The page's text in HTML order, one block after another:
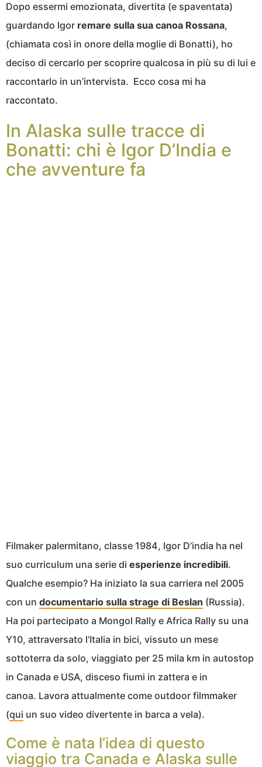
Dopo essermi emozionata, divertita (e spaventata)
guardando Igor remare sulla sua canoa Rossana,
(chiamata così in onore della moglie di Bonatti), ho
deciso di cercarlo per scoprire qualcosa in più su di lui e
raccontarlo in un’intervista. Ecco cosa mi ha
raccontato.
In Alaska sulle tracce di
Bonatti: chi è Igor D’India e
che avventure fa
Filmaker palermitano, classe 1984, Igor D’india ha nel
suo curriculum una serie di esperienze incredibili.
Qualche esempio? Ha iniziato la sua carriera nel 2005
con un documentario sulla strage di Beslan (Russia).
Ha poi partecipato a Mongol Rally e Africa Rally su una
Y10, attraversato l’Italia in bici, vissuto un mese
sottoterra da solo, viaggiato per 25 mila km in autostop
in Canada e USA, disceso fiumi in zattera e in
canoa. Lavora attualmente come outdoor filmmaker
(qui un suo video divertente in barca a vela).
Come è nata l’idea di questo
viaggio tra Canada e Alaska sulle